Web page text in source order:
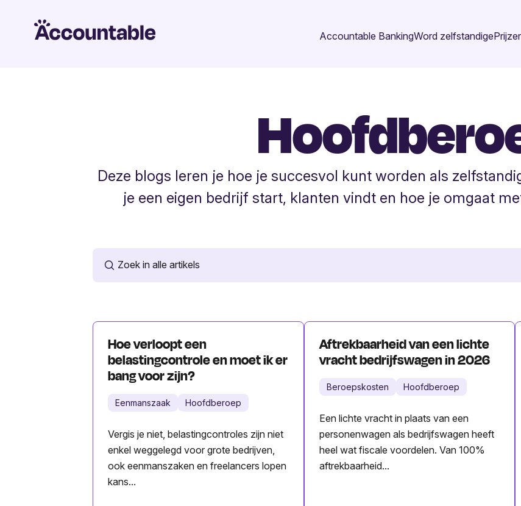
Accountable BankingWord zelfstandige
Deze blogs leren je hoe je succesvol kunt worden als
je een eigen bedrijf start, klanten vindt en hoe je omgaat
Hoe verloopt een
belastingcontrole en moet ik er
bang voor zijn?
Eenmanszaak Hoofdberoep
Vergis je niet, belastingcontroles zijn niet
enkel weggelegd voor grote bedrijven,
ook eenmanszaken en freelancers lopen
kans...
Aftrekbaarheid van een lichte
vracht bedrijfswagen in 2026
Beroepskosten Hoofdberoep
Een lichte vracht in plaats van een
personenwagen als bedrijfswagen heeft
heel wat fiscale voordelen. Van 100%
aftrekbaarheid...